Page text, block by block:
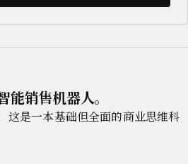
能销售机器人。
这是一本基础但全面的商业思维科